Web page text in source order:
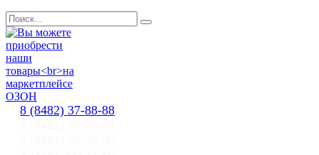
8 (8482) 37-88-88